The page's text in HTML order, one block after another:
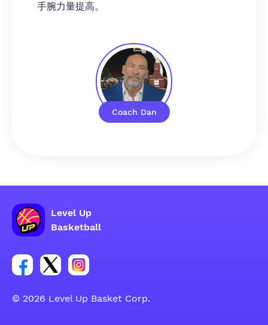
Coach Dan
手腕力量提高。
Level Up
Basketball
Facebook 账户社交群组链接
Tweeter 账户社交群组链接
Instagram 账户社交群组链接
© 2026 Level Up Basket Corp.